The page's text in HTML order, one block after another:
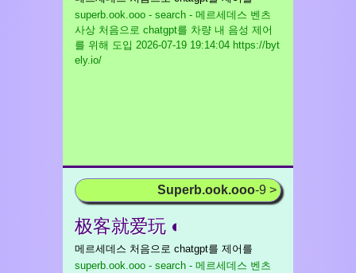
superb.ook.ooo - search - 메르세데스 벤츠
사상 처음으로 chatgpt를 차량 내 음성 제어
를 위해 도입 2026-07-19 19:14:04 https://byt
ely.io/
Superb.ook.ooo-9 >
极客就爱玩 ◐
메르세데스 처음으로 chatgpt를 제어를
superb.ook.ooo - search - 메르세데스 벤츠